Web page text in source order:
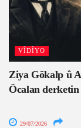
VÎDÎYO
Ziya Gökalp û
Öcalan derketin
29/07/2026